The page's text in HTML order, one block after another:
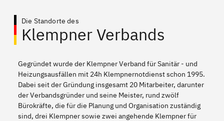
Die Standorte des
Klempner Verbands
Gegründet wurde der Klempner Verband für Sanitär - und
Heizungsausfällen mit 24h Klempnernotdienst schon 1995.
Dabei seit der Gründung insgesamt 20 Mitarbeiter, darunter
der Verbandsgründer und seine Meister, rund zwölf
Bürokräfte, die für die Planung und Organisation zuständig
sind, drei Klempner sowie zwei angehende Klempner für